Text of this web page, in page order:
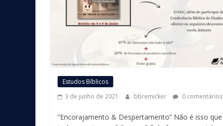
Estudos Bíblicos
3 de junho de 2021
bbremicker 0 comentários
“Encorajamento & Despertamento” Não é isso que